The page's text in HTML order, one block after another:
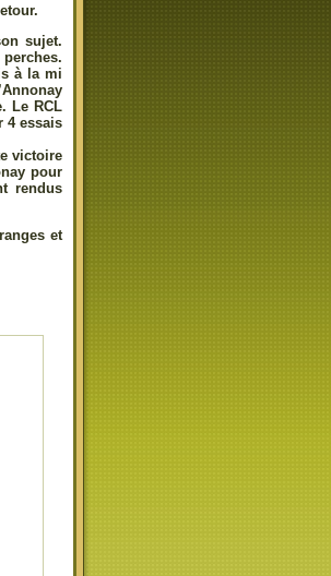
sujet.
à la mi
Le RCL
4 essais
victoire
pour
rendus
et